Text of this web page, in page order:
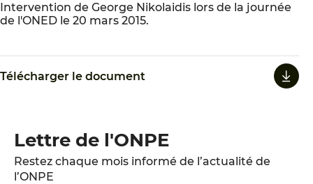
Intervention de George Nikolaidis lors de la journée
de l'ONED le 20 mars 2015.
Télécharger le document
Lettre de l'ONPE
Restez chaque mois informé de l’actualité de
l’ONPE